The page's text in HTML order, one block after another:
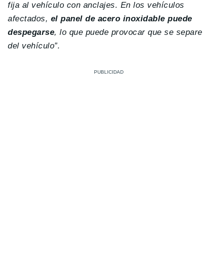
fija al vehículo con anclajes. En los vehículos
afectados, el panel de acero inoxidable puede
despegarse, lo que puede provocar que se separe
del vehículo”.